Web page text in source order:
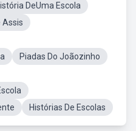
DeUma Escola
Assis
Piadas Do Joãozinho
Histórias De Escolas